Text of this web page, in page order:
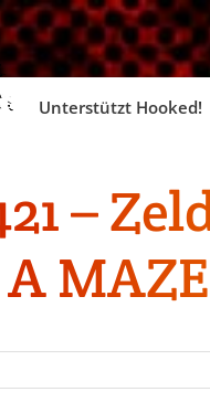
Skip
Unterstützt Hooked!
–